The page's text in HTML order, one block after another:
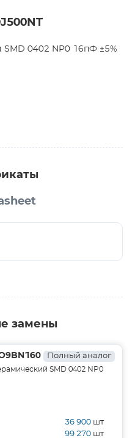
0402 NP0 16пФ ±5%
замены
Полный аналог
SMD 0402 NP0
36 900 шт
99 270 шт